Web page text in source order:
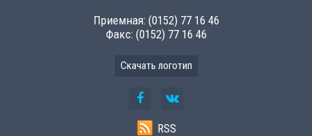
Приемная: (0152) 77 16 46
Факс: (0152) 77 16 46
Скачать логотип
RSS